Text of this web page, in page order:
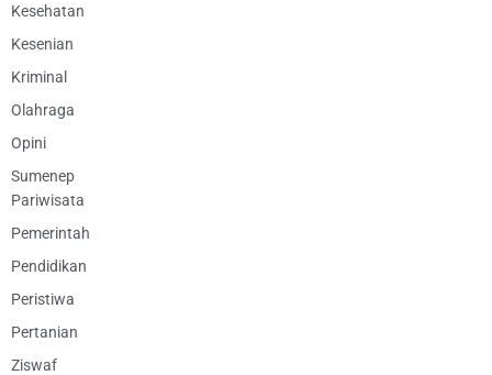
Kesehatan
Kesenian
Kriminal
Olahraga
Opini
Sumenep
Pariwisata
Pemerintah
Pendidikan
Peristiwa
Pertanian
Ziswaf